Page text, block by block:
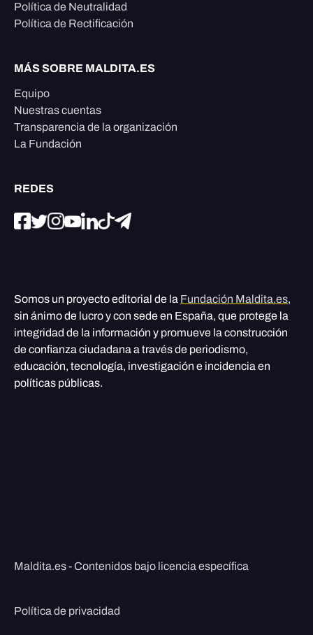
Política de Neutralidad
Política de Rectificación
MÁS SOBRE MALDITA.ES
Equipo
Nuestras cuentas
Transparencia de la organización
La Fundación
REDES
Somos un proyecto editorial de la Fundación Maldita.es,
sin ánimo de lucro y con sede en España, que protege la
integridad de la información y promueve la construcción
de confianza ciudadana a través de periodismo,
educación, tecnología, investigación e incidencia en
políticas públicas.
Maldita.es - Contenidos bajo licencia específica
Política de privacidad